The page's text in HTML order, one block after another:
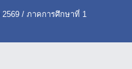
2569 / ภาคการศึกษาที่ 1